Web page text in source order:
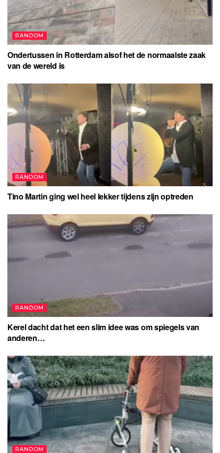
RANDOM
Ondertussen in Rotterdam alsof het de normaalste zaak
van de wereld is
RANDOM
Tino Martin ging wel heel lekker tijdens zijn optreden
RANDOM
Kerel dacht dat het een slim idee was om spiegels van
anderen…
RANDOM